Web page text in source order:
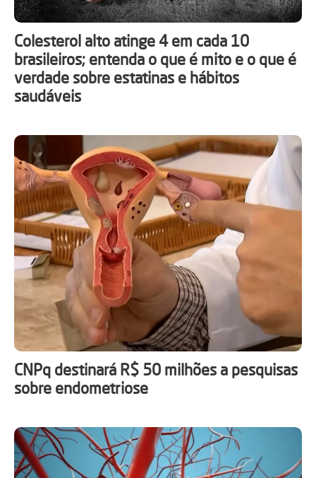
Colesterol alto atinge 4 em cada 10
brasileiros; entenda o que é mito e o que é
verdade sobre estatinas e hábitos
saudáveis
CNPq destinará R$ 50 milhões a pesquisas
sobre endometriose